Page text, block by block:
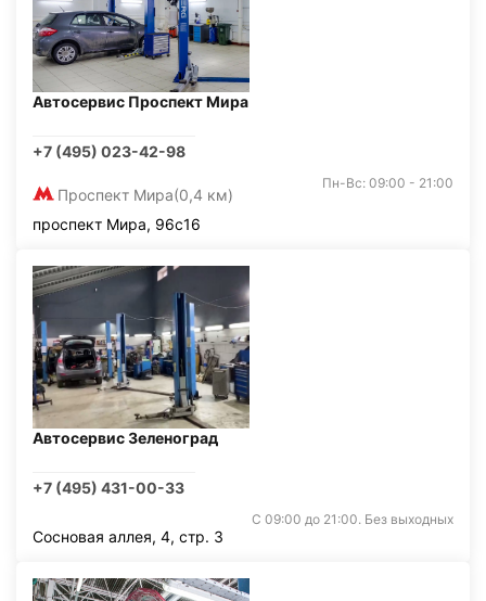
Автосервис Проспект Мира
+7 (495) 023-42-98
Проспект Мира(0,4 км)
Пн-Вс: 09:00 - 21:00
проспект Мира, 96с16
Автосервис Зеленоград
+7 (495) 431-00-33
С 09:00 до 21:00. Без выходных
Сосновая аллея, 4, стр. 3